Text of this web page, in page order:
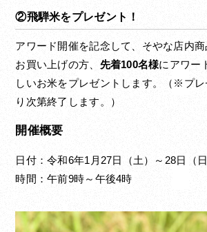
②飛騨米をプレゼント！
アワード開催を記念して、そやな店内
お買い上げの方、 先着100名様にアワー
しいお米をプレゼントします。（※プ
り次第終了します。）
開催概要
日付：令和6年1月27日（土）～28日（日
時間：午前9時～午後4時